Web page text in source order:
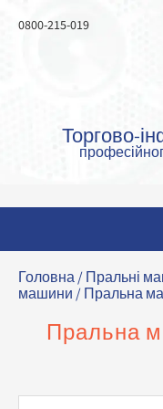
Торгово-
0800-215-019
Пральні машини
Сушильні машини
Прасувальні
Головна/Пральні
машини/ Пральна
Пральна